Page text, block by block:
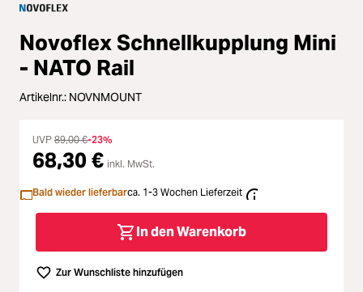
Zubehör
Loading...
Licht & Studio
Loading...
Bildbearbeitung
Loading...
Ferngläser
Loading...
Second Hand
Loading...
SALE
Loading...
Novoflex Schnellkupplung Mini
- NATO Rail
Artikelnr.: NOVNMOUNT
UVP 89,00 €-23%
68,30 € inkl. MwSt.
Bald wieder lieferbarca. 1-3 Wochen Lieferzeit
In den Warenkorb
Zur Wunschliste hinzufügen